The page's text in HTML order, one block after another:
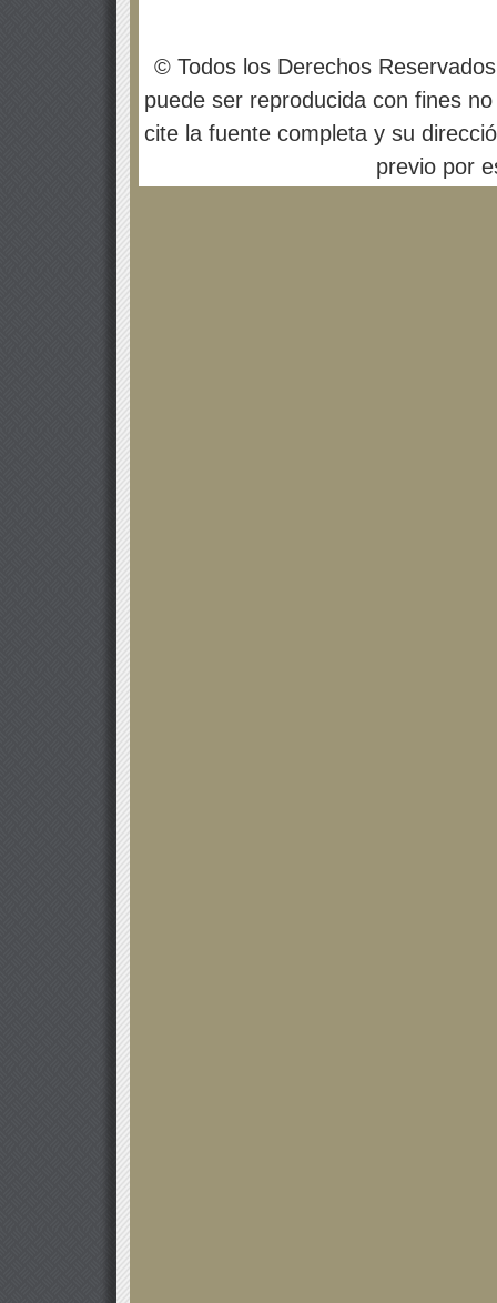
© Todos los Derechos
puede ser reproducida con fines
cite la fuente completa y su
previo por